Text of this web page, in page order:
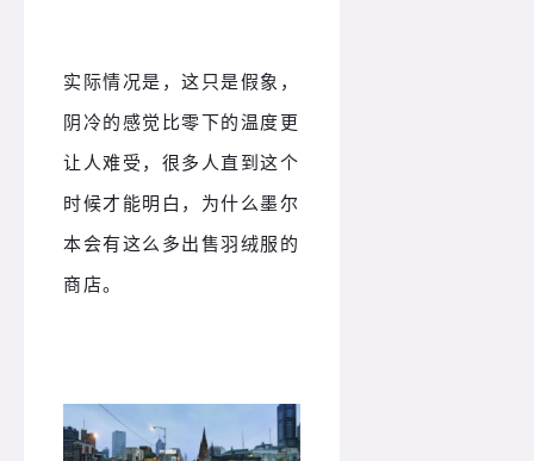
实际情况是，这只是假象，
阴冷的感觉比零下的温度更
让人难受，很多人直到这个
时候才能明白，为什么墨尔
本会有这么多出售羽绒服的
商店。